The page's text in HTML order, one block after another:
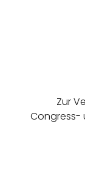
Zur
Congress-